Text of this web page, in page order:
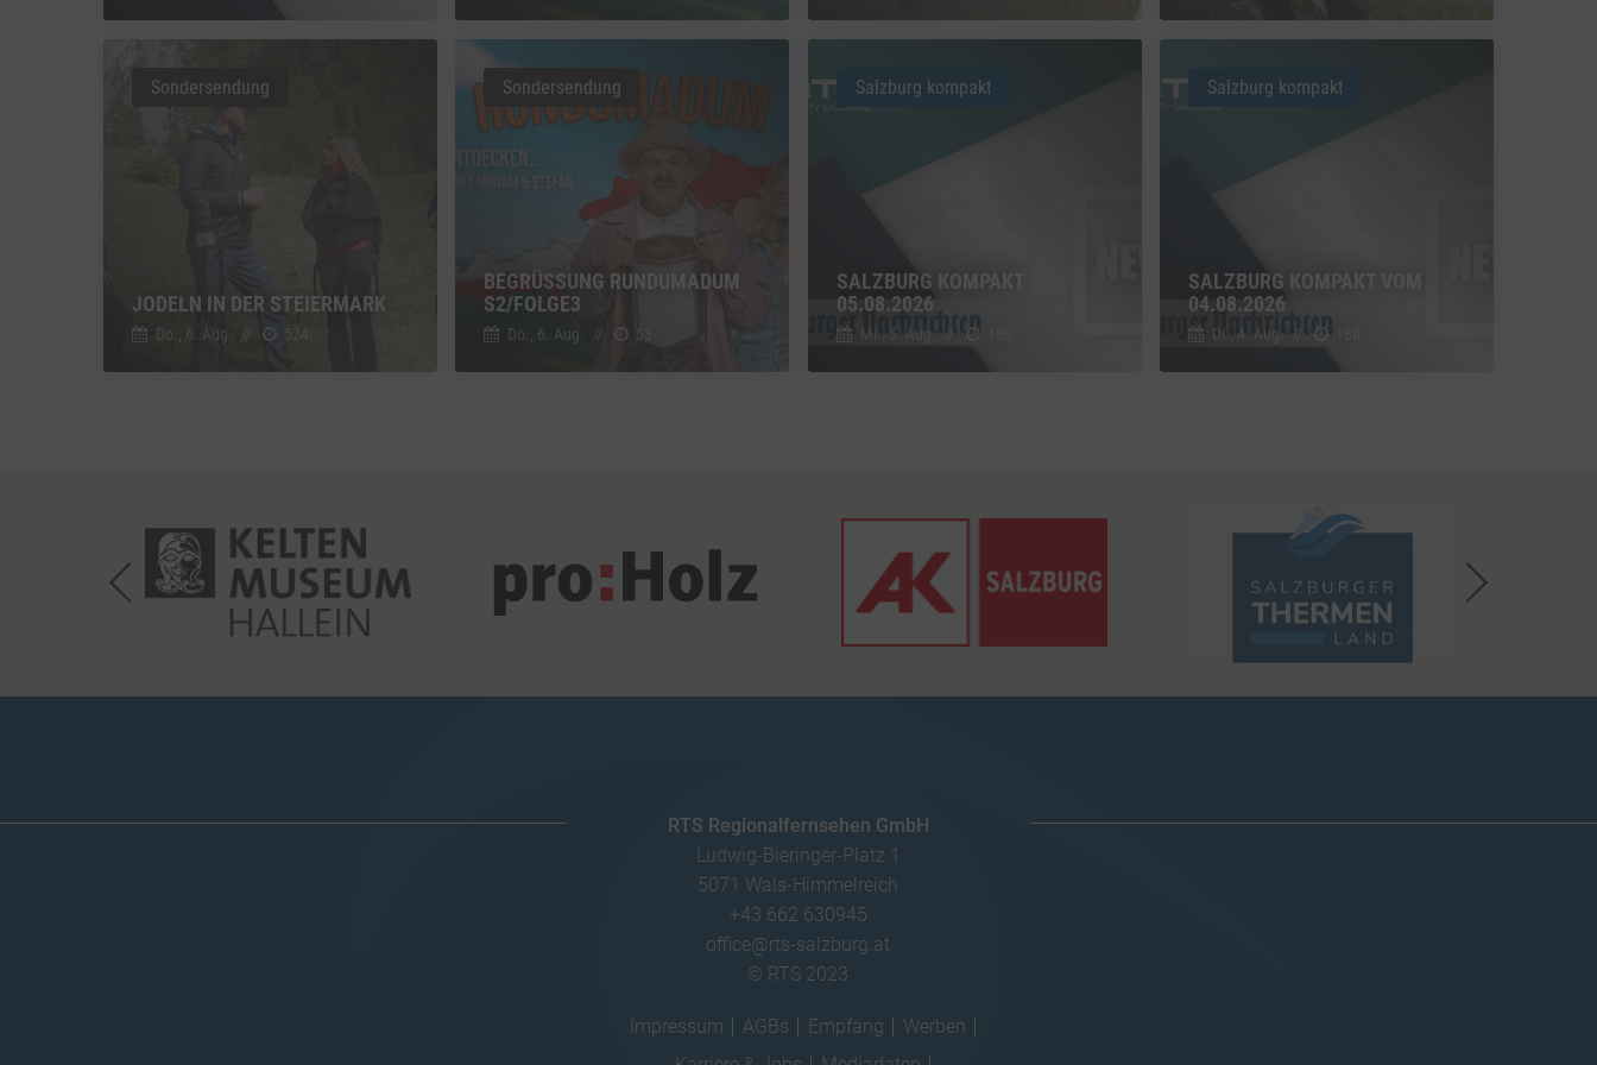
JODELN IN DER STEIERMARK
Do., 6. Aug. // 524
Sondersendung
BEGRÜSSUNG RUNDUMADUM S
2/FOLGE3
Do., 6. Aug. // 53
Sondersendung
SALZBURG KOMPAKT
05.08.2026
Mi., 5. Aug. //
Salzburg kompakt
SALZBURG KOMPAKT VOM
04.08.2026
Di., 4. Aug. //
Salzburg kompakt
RTS Regionalfernsehen GmbH
Ludwig-Bieringer-Platz 1
5071 Wals-Himmelreich
+43 662 630945
office@rts-salzburg.at
© RTS 2023
Impressum AGBs Empfang
Werben
zu Vimeo
YouTube
Google Ireland Limited, Irland